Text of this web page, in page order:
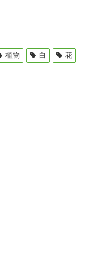
植物 白 花